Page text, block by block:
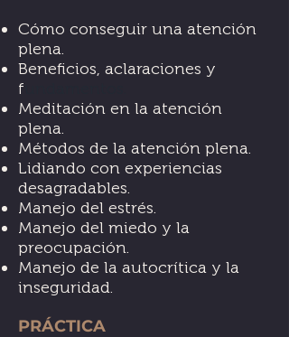
Cómo conseguir una atención
plena.
Beneficios, aclaraciones y
f
Meditación en la atención
plena.
Métodos de la atención plena.
Lidiando con experiencias
desagradables.
Manejo del estrés.
Manejo del miedo y la
preocupación.
Manejo de la autocrítica y la
inseguridad.
PRÁCTICA